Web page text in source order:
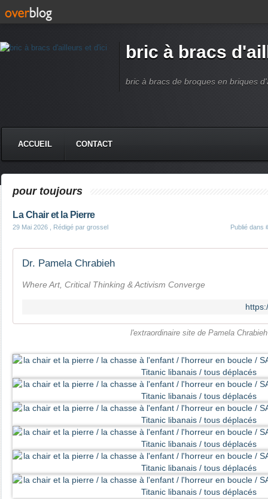
bric à bracs
bric à bracs de broques en briques
ACCUEIL CONTACT
pour toujours
La Chair et la Pierre
29 Mai 2026 , Rédigé par grossel Publié dans
Dr. Pamela Chrabieh
Where Art, Critical Thinking & Activism Converge
l'extraordinaire site de Pamela Chrabieh